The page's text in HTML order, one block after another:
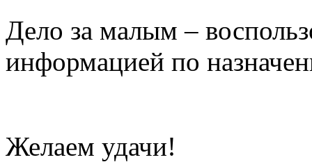
Дело за малым –
информацией по
Желаем удачи!